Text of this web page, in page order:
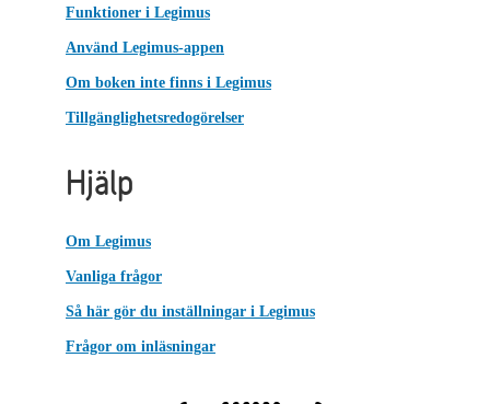
Funktioner i Legimus
Använd Legimus-appen
Om boken inte finns i Legimus
Tillgänglighetsredogörelser
Hjälp
Om Legimus
Vanliga frågor
Så här gör du inställningar i Legimus
Frågor om inläsningar